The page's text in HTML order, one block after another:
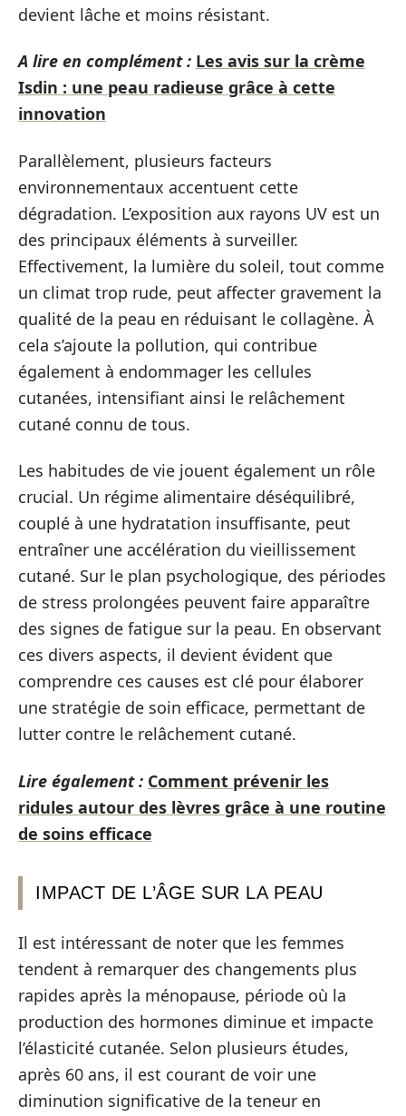
devient lâche et moins résistant.
A lire en complément : Les avis sur la crème
Isdin : une peau radieuse grâce à cette
innovation
Parallèlement, plusieurs facteurs
environnementaux accentuent cette
dégradation. L’exposition aux rayons UV est un
des principaux éléments à surveiller.
Effectivement, la lumière du soleil, tout comme
un climat trop rude, peut affecter gravement la
qualité de la peau en réduisant le collagène. À
cela s’ajoute la pollution, qui contribue
également à endommager les cellules
cutanées, intensifiant ainsi le relâchement
cutané connu de tous.
Les habitudes de vie jouent également un rôle
crucial. Un régime alimentaire déséquilibré,
couplé à une hydratation insuffisante, peut
entraîner une accélération du vieillissement
cutané. Sur le plan psychologique, des périodes
de stress prolongées peuvent faire apparaître
des signes de fatigue sur la peau. En observant
ces divers aspects, il devient évident que
comprendre ces causes est clé pour élaborer
une stratégie de soin efficace, permettant de
lutter contre le relâchement cutané.
Lire également : Comment prévenir les
ridules autour des lèvres grâce à une routine
de soins efficace
IMPACT DE L’ÂGE SUR LA PEAU
Il est intéressant de noter que les femmes
tendent à remarquer des changements plus
rapides après la ménopause, période où la
production des hormones diminue et impacte
l’élasticité cutanée. Selon plusieurs études,
après 60 ans, il est courant de voir une
diminution significative de la teneur en